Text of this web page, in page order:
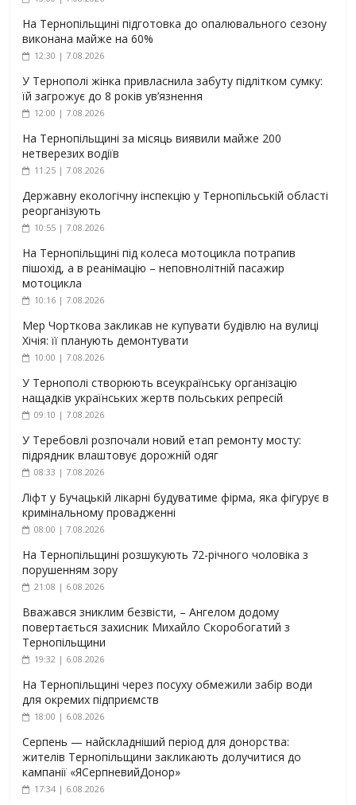
На Тернопільщині підготовка до опалювального сезону
виконана майже на 60%
12:30 | 7.08.2026
У Тернополі жінка привласнила забуту підлітком сумку:
їй загрожує до 8 років ув’язнення
12:00 | 7.08.2026
На Тернопільщині за місяць виявили майже 200
нетверезих водіїв
11:25 | 7.08.2026
Державну екологічну інспекцію у Тернопільській області
реорганізують
10:55 | 7.08.2026
На Тернопільщині під колеса мотоцикла потрапив
пішохід, а в реанімацію – неповнолітній пасажир
мотоцикла
10:16 | 7.08.2026
Мер Чорткова закликав не купувати будівлю на вулиці
Хічія: її планують демонтувати
10:00 | 7.08.2026
У Тернополі створюють всеукраїнську організацію
нащадків українських жертв польських репресій
09:10 | 7.08.2026
У Теребовлі розпочали новий етап ремонту мосту:
підрядник влаштовує дорожній одяг
08:33 | 7.08.2026
Ліфт у Бучацькій лікарні будуватиме фірма, яка фігурує в
кримінальному провадженні
08:00 | 7.08.2026
На Тернопільщині розшукують 72-річного чоловіка з
порушенням зору
21:08 | 6.08.2026
Вважався зниклим безвісти, – Ангелом додому
повертається захисник Михайло Скоробогатий з
Тернопільщини
19:32 | 6.08.2026
На Тернопільщині через посуху обмежили забір води
для окремих підприємств
18:00 | 6.08.2026
Серпень — найскладніший період для донорства:
жителів Тернопільщини закликають долучитися до
кампанії «ЯСерпневийДонор»
17:34 | 6.08.2026